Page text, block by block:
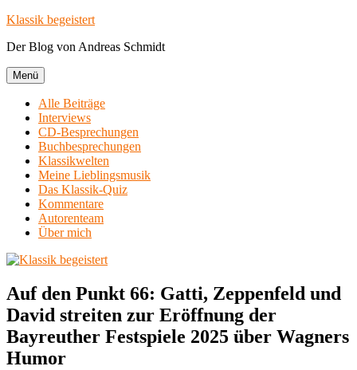
Zum
springen
Klassik begeistert
Der Blog von Andreas Schmidt
Menü
Alle Beiträge
Interviews
CD-Besprechungen
Buchbesprechungen
Klassikwelten
Meine Lieblingsmusik
Das Klassik-Quiz
Kommentare
Autorenteam
Über mich
Auf den Punkt 66: Gatti, Zeppenfeld und
David streiten zur Eröffnung der
Bayreuther Festspiele 2025 über Wagners
Humor